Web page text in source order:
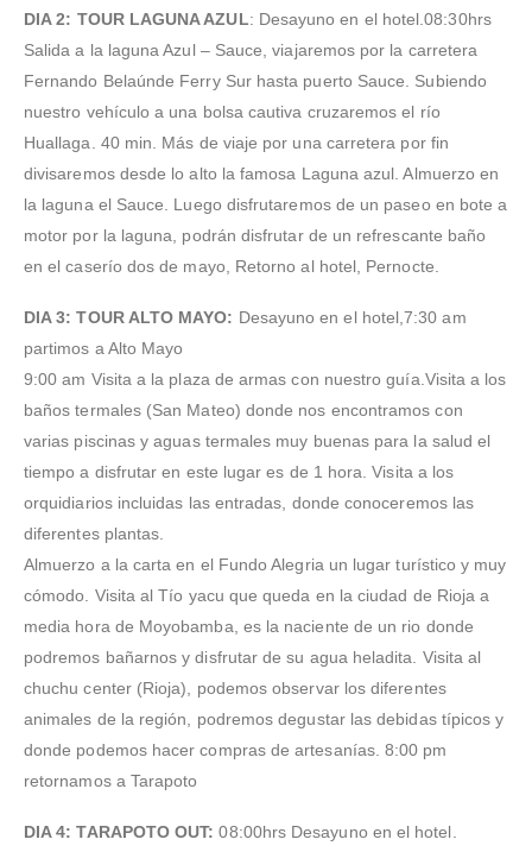
DIA 2: TOUR LAGUNA AZUL: Desayuno en el hotel.08:30hrs
Salida a la laguna Azul – Sauce, viajaremos por la carretera
Fernando Belaúnde Ferry Sur hasta puerto Sauce. Subiendo
nuestro vehículo a una bolsa cautiva cruzaremos el río
Huallaga. 40 min. Más de viaje por una carretera por fin
divisaremos desde lo alto la famosa Laguna azul. Almuerzo en
la laguna el Sauce. Luego disfrutaremos de un paseo en bote a
motor por la laguna, podrán disfrutar de un refrescante baño
en el caserío dos de mayo, Retorno al hotel, Pernocte.
DIA 3: TOUR ALTO MAYO: Desayuno en el hotel,7:30 am
partimos a Alto Mayo
9:00 am Visita a la plaza de armas con nuestro guía.Visita a los
baños termales (San Mateo) donde nos encontramos con
varias piscinas y aguas termales muy buenas para la salud el
tiempo a disfrutar en este lugar es de 1 hora. Visita a los
orquidiarios incluidas las entradas, donde conoceremos las
diferentes plantas.
Almuerzo a la carta en el Fundo Alegria un lugar turístico y muy
cómodo. Visita al Tío yacu que queda en la ciudad de Rioja a
media hora de Moyobamba, es la naciente de un rio donde
podremos bañarnos y disfrutar de su agua heladita. Visita al
chuchu center (Rioja), podemos observar los diferentes
animales de la región, podremos degustar las debidas típicos y
donde podemos hacer compras de artesanías. 8:00 pm
retornamos a Tarapoto
DIA 4: TARAPOTO OUT: 08:00hrs Desayuno en el hotel.